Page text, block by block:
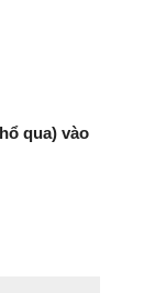
qua) vào